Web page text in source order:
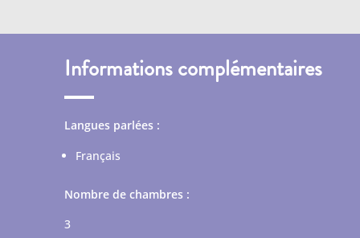
Informations complémentaires
Langues parlées :
Français
Nombre de chambres :
3